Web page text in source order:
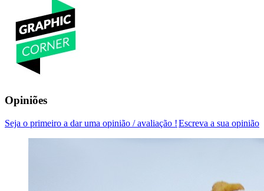
Opiniões
Escreva a sua opinião
Seja o primeiro a dar uma opinião / avaliação !